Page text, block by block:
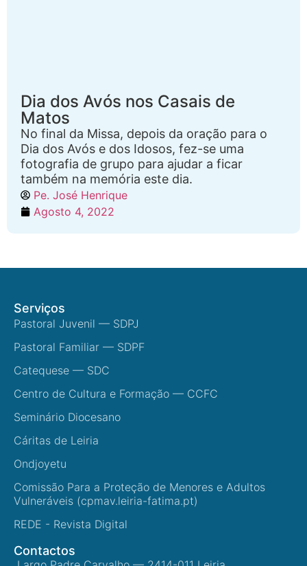
Dia dos Avós nos Casais de
Matos
No final da Missa, depois da oração para o
Dia dos Avós e dos Idosos, fez-se uma
fotografia de grupo para ajudar a ficar
também na memória este dia.
Pe. José Henrique
Agosto 4, 2022
Serviços
Pastoral Juvenil — SDPJ
Pastoral Familiar — SDPF
Catequese — SDC
Centro de Cultura e Formação — CCFC
Seminário Diocesano
Cáritas de Leiria
Ondjoyetu
Comissão Para a Proteção de Menores e Adultos
Vulneráveis (cpmav.leiria-fatima.pt)
REDE - Revista Digital
Contactos